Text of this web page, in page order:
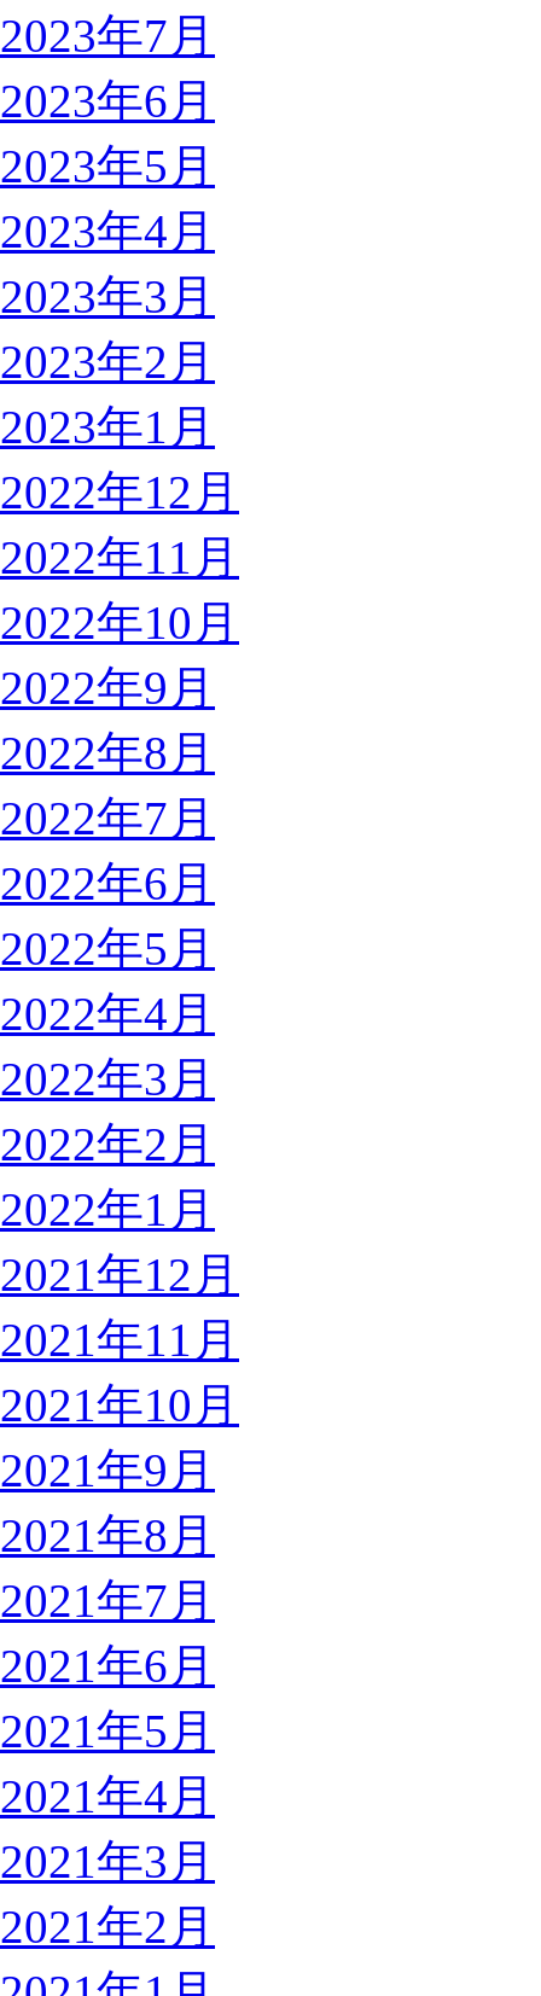
2023年7月
2023年6月
2023年5月
2023年4月
2023年3月
2023年2月
2023年1月
2022年12月
2022年11月
2022年10月
2022年9月
2022年8月
2022年7月
2022年6月
2022年5月
2022年4月
2022年3月
2022年2月
2022年1月
2021年12月
2021年11月
2021年10月
2021年9月
2021年8月
2021年7月
2021年6月
2021年5月
2021年4月
2021年3月
2021年2月